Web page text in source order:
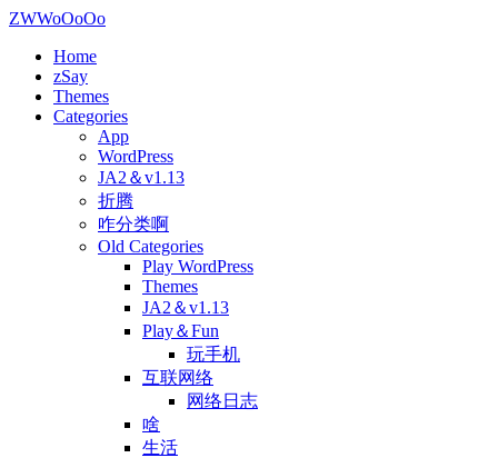
ZWWoOoOo
Home
zSay
Themes
Categories
App
WordPress
JA2＆v1.13
折腾
咋分类啊
Old Categories
Play WordPress
Themes
JA2＆v1.13
Play＆Fun
玩手机
互联网络
网络日志
啥
生活